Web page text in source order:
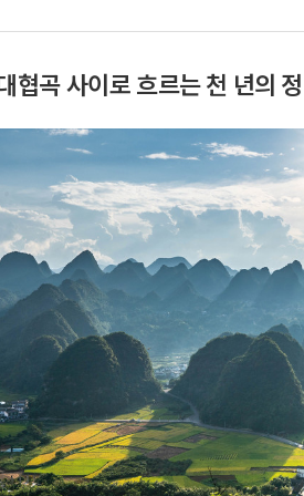
협곡 사이로 흐르는 천 년의